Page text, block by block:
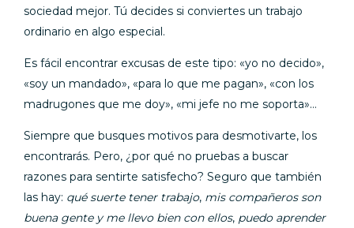
sociedad mejor. Tú decides si conviertes un trabajo
ordinario en algo especial.
Es fácil encontrar excusas de este tipo: «yo no decido»,
«soy un mandado», «para lo que me pagan», «con los
madrugones que me doy», «mi jefe no me soporta»…
Siempre que busques motivos para desmotivarte, los
encontrarás. Pero, ¿por qué no pruebas a buscar
razones para sentirte satisfecho? Seguro que también
las hay: qué suerte tener trabajo, mis compañeros son
buena gente y me llevo bien con ellos, puedo aprender